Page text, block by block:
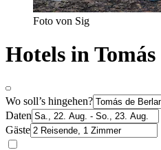
Foto von Sig
Hotels in
Wo soll’s hingehen?
Daten
Gäste